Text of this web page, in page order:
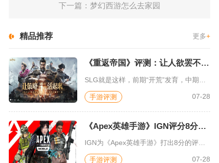
下一篇：梦幻西游怎么去家园
精品推荐 更多+
《重返帝国》评测：让人欲罢不能的新一代策略游戏
手游评测 07-28
《Apex英雄手游》IGN评分8分：对游戏未来抱有期待
IGN为《Apex英雄手游》打出8分的评价，测评者认为，《A...
手游评测 07-28